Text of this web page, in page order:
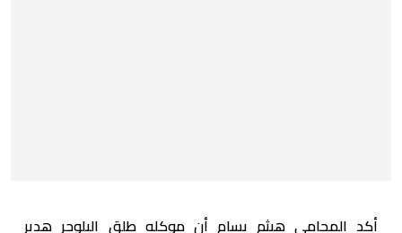
أكد المحامي هيثم بسام أن موكله طلق البلوجر هدير